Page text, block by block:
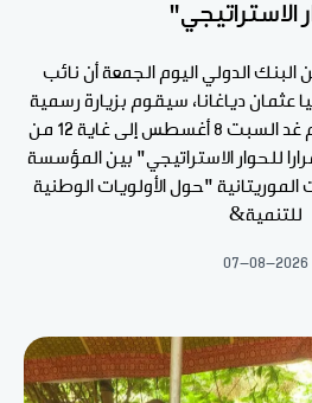
الاستراتيجي"
البنك الدولي اليوم الجمعة أن نائب
دياغانا، سيقوم بزيارة رسمية
إلى موريتانيا ابتداء من يوم غد السبت 8 أغسطس إلى غاية 12 من
للحوار الاستراتيجي" بين المؤسسة
الموريتانية "حول الأولويات الوطنية
للتنمية&
07-08-2026